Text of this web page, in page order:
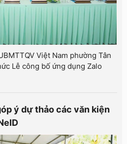
Việt Nam phường Tân
Lễ công bố ứng dụng Zalo
ý dự thảo các văn kiện